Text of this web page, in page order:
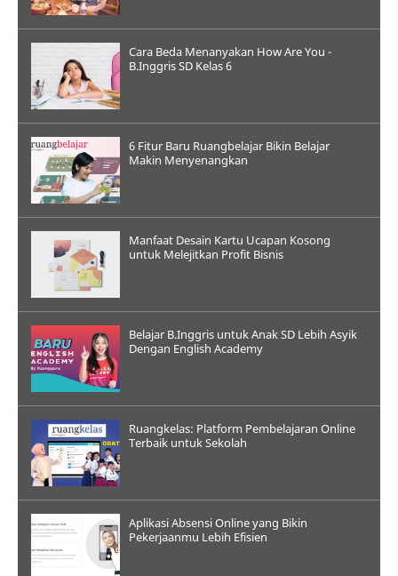
Cara Beda Menanyakan How Are You -
B.Inggris SD Kelas 6
6 Fitur Baru Ruangbelajar Bikin Belajar
Makin Menyenangkan
Manfaat Desain Kartu Ucapan Kosong
untuk Melejitkan Profit Bisnis
Belajar B.Inggris untuk Anak SD Lebih Asyik
Dengan English Academy
Ruangkelas: Platform Pembelajaran Online
Terbaik untuk Sekolah
Aplikasi Absensi Online yang Bikin
Pekerjaanmu Lebih Efisien